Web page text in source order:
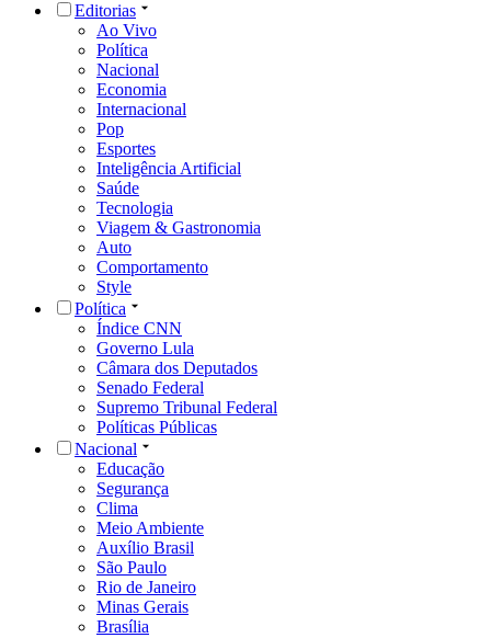
Editorias
Ao Vivo
Política
Nacional
Economia
Internacional
Pop
Esportes
Inteligência Artificial
Saúde
Tecnologia
Viagem & Gastronomia
Auto
Comportamento
Style
Política
Índice CNN
Governo Lula
Câmara dos Deputados
Senado Federal
Supremo Tribunal Federal
Políticas Públicas
Nacional
Educação
Segurança
Clima
Meio Ambiente
Auxílio Brasil
São Paulo
Rio de Janeiro
Minas Gerais
Brasília